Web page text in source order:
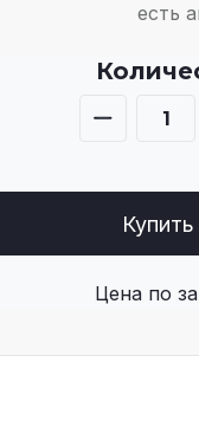
есть
Купить
Цена по